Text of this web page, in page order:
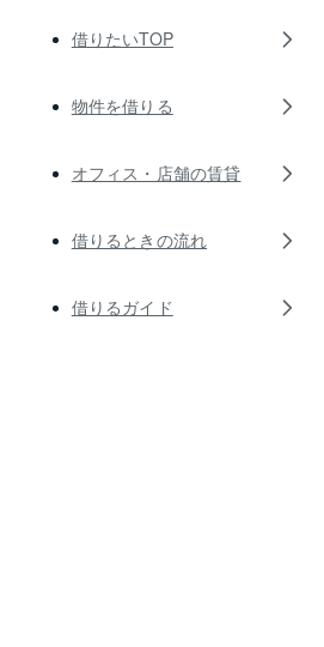
借りたいTOP
物件を借りる
オフィス・店舗の賃貸
借りるときの流れ
借りるガイド